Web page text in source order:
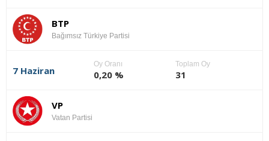
BTP
Bağımsız Türkiye Partisi
7 Haziran
Oy Oranı
0,20 %
Toplam Oy
31
VP
Vatan Partisi